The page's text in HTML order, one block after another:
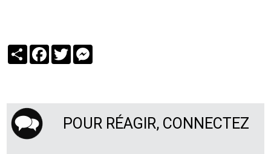
PartagerFacebook
Twitter
POUR RÉAGIR, CONNECTEZ